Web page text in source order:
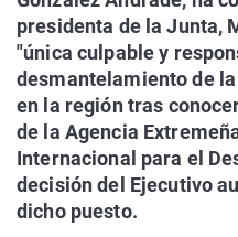
presidenta de la Junta,
"única culpable y
desmantelamiento de
en la región tras
de la Agencia
Internacional para el
decisión del Ejecutivo
dicho puesto.